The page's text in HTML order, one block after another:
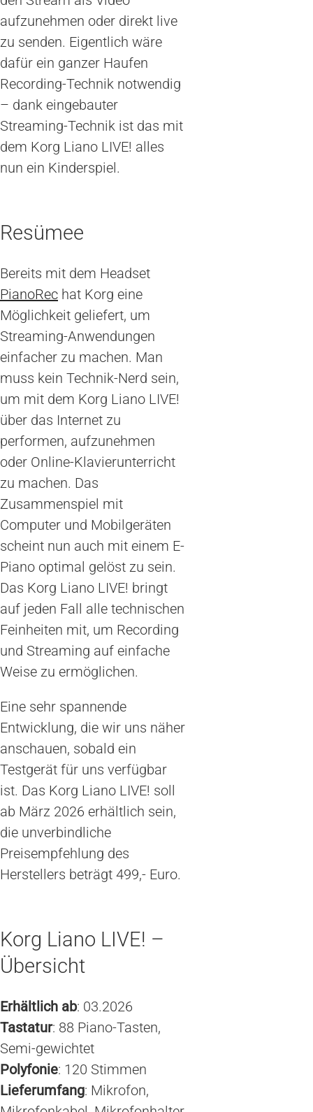
aufzunehmen oder direkt live
zu senden. Eigentlich wäre
dafür ein ganzer Haufen
Recording-Technik notwendig
– dank eingebauter
Streaming-Technik ist das mit
dem Korg Liano LIVE! alles
nun ein Kinderspiel.
Resümee
Bereits mit dem Headset
PianoRec hat Korg eine
Möglichkeit geliefert, um
Streaming-Anwendungen
einfacher zu machen. Man
muss kein Technik-Nerd sein,
um mit dem Korg Liano LIVE!
über das Internet zu
performen, aufzunehmen
oder Online-Klavierunterricht
zu machen. Das
Zusammenspiel mit
Computer und Mobilgeräten
scheint nun auch mit einem E-
Piano optimal gelöst zu sein.
Das Korg Liano LIVE! bringt
auf jeden Fall alle technischen
Feinheiten mit, um Recording
und Streaming auf einfache
Weise zu ermöglichen.
Eine sehr spannende
Entwicklung, die wir uns näher
anschauen, sobald ein
Testgerät für uns verfügbar
ist. Das Korg Liano LIVE! soll
ab März 2026 erhältlich sein,
die unverbindliche
Preisempfehlung des
Herstellers beträgt 499,- Euro.
Korg Liano LIVE! –
Übersicht
Erhältlich ab: 03.2026
Tastatur: 88 Piano-Tasten,
Semi-gewichtet
Polyfonie: 120 Stimmen
Lieferumfang: Mikrofon,